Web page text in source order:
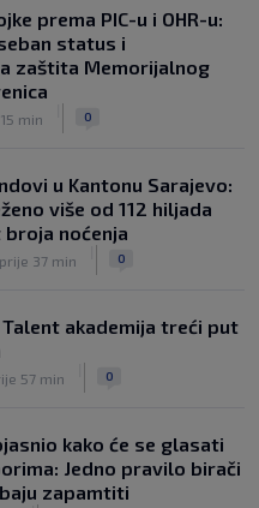
prema PIC-u i OHR-u:
status i
zaštita Memorijalnog
min 0
u Kantonu Sarajevo:
više od 112 hiljada
noćenja
prije 37 min 0
Talent akademija treći put
57 min 0
kako će se glasati
Jedno pravilo birači
zapamtiti